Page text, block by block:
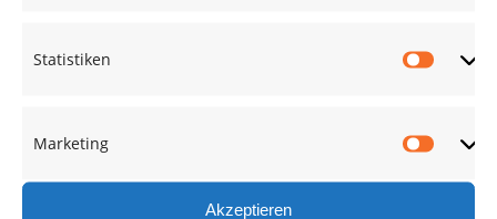
Statistiken
Marketing
Akzeptieren
Website
diesem Browser für die nächste Kommentierung speichern.